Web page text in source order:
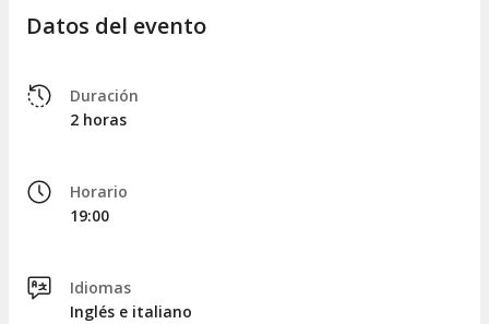
frutos secos,prosecco y refrescos
instante ideal para levantar nuestras copas y celebrar con
Castellammare del Golfo, regresaremos al punto de
encuentro.
Datos del evento
Duración
2 horas
Horario
19:00
Idiomas
Inglés e italiano